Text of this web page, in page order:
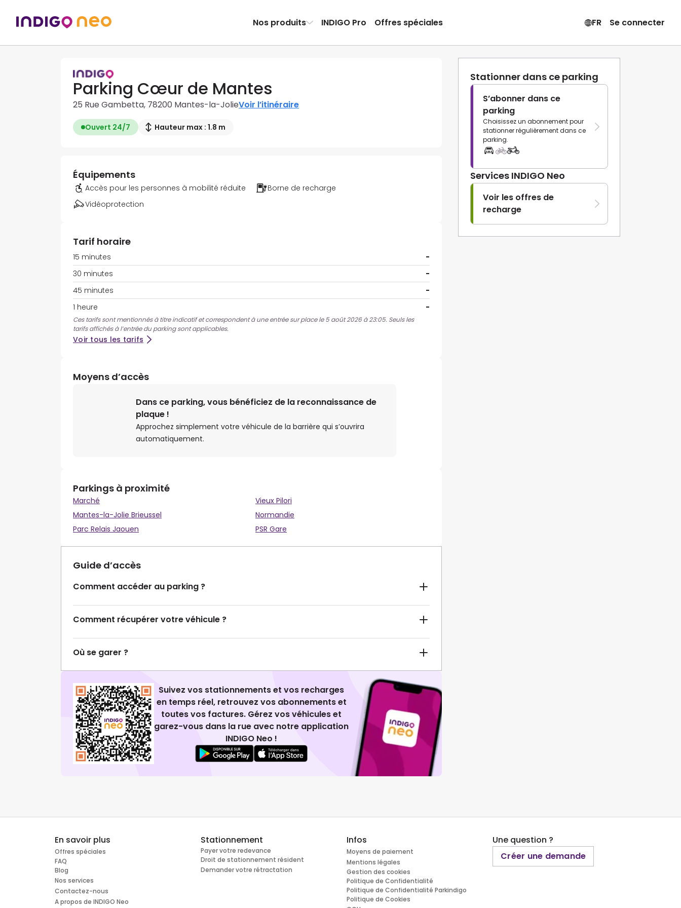
Nos produits INDIGO Pro Offres spéciales FR Se connecter
Parking Cœur de Mantes
25 Rue Gambetta, 78200 Mantes-la-JolieVoir l’itinéraire
Ouvert 24/7 Hauteur max : 1.8 m
Stationner dans ce parking
S’abonner dans ce
parking
Choisissez un abonnement pour
stationner régulièrement dans ce
parking.
Services INDIGO Neo
Voir les offres de
recharge
Équipements
Accès pour les personnes à mobilité réduite
Borne de recharge
Vidéoprotection
Tarif horaire
15 minutes
-
30 minutes
-
45 minutes
-
1 heure
-
Ces tarifs sont mentionnés à titre indicatif et correspondent à une entrée sur place le 5 août 2026 à 23:05. Seuls les
tarifs affichés à l’entrée du parking sont applicables.
Voir tous les tarifs
Moyens d’accès
Dans ce parking, vous bénéficiez de la reconnaissance de
plaque !
Approchez simplement votre véhicule de la barrière qui s’ouvrira
automatiquement.
Parkings à proximité
Marché
Vieux Pilori
Mantes-la-Jolie Brieussel
Normandie
Parc Relais Jaouen
PSR Gare
Guide d’accès
Comment accéder au parking ?
Comment récupérer votre véhicule ?
Où se garer ?
Suivez vos stationnements et vos recharges
en temps réel, retrouvez vos abonnements et
toutes vos factures. Gérez vos véhicules et
garez-vous dans la rue avec notre application
INDIGO Neo !
En savoir plus
Offres spéciales
FAQ
Blog
Nos services
Contactez-nous
A propos de INDIGO Neo
Stationnement
Payer votre redevance
Droit de stationnement résident
Demander votre rétractation
Infos
Moyens de paiement
Mentions légales
Gestion des cookies
Politique de Confidentialité
Politique de Confidentialité Parkindigo
Politique de Cookies
Une question ?
Créer une demande